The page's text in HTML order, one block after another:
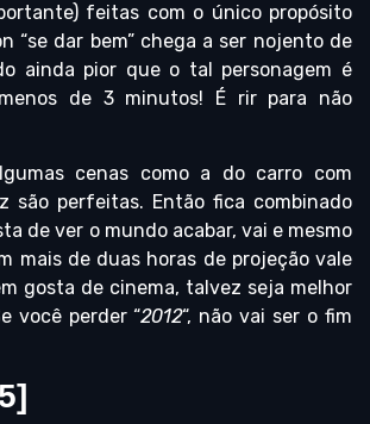
feitas com o único propósito
“se dar bem” chega a ser nojento de
ainda pior que o tal personagem é
de 3 minutos! É rir para não
cenas como a do carro com
são perfeitas. Então fica combinado
de ver o mundo acabar, vai e mesmo
mais de duas horas de projeção vale
gosta de cinema, talvez seja melhor
você perder “2012“, não vai ser o fim